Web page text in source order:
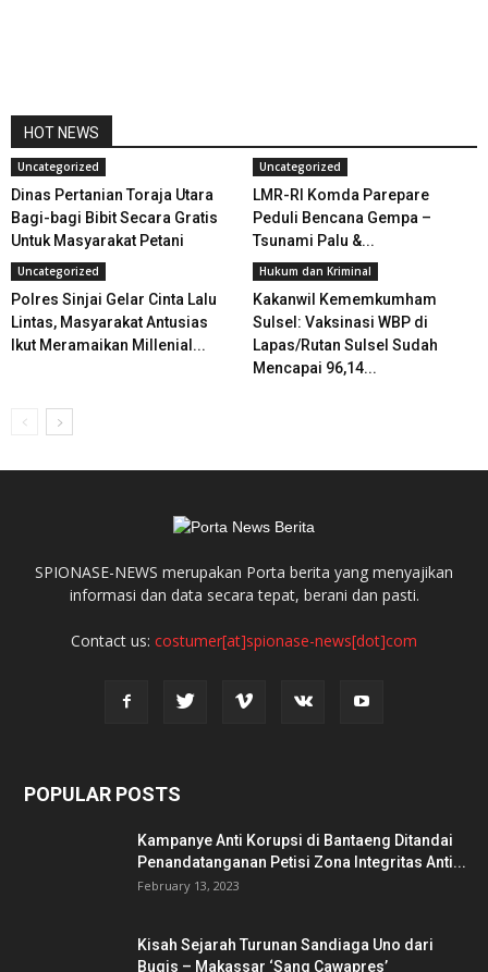
HOT NEWS
Uncategorized
Dinas Pertanian Toraja Utara
Bagi-bagi Bibit Secara Gratis
Untuk Masyarakat Petani
Uncategorized
LMR-RI Komda Parepare
Peduli Bencana Gempa –
Tsunami Palu &...
Uncategorized
Polres Sinjai Gelar Cinta Lalu
Lintas, Masyarakat Antusias
Ikut Meramaikan Millenial...
Hukum dan Kriminal
Kakanwil Kememkumham
Sulsel: Vaksinasi WBP di
Lapas/Rutan Sulsel Sudah
Mencapai 96,14...
SPIONASE-NEWS merupakan Porta berita yang menyajikan
informasi dan data secara tepat, berani dan pasti.
Contact us: costumer[at]spionase-news[dot]com
POPULAR POSTS
Kampanye Anti Korupsi di Bantaeng Ditandai
Penandatanganan Petisi Zona Integritas Anti...
February 13, 2023
Kisah Sejarah Turunan Sandiaga Uno dari
Bugis – Makassar ‘Sang Cawapres’